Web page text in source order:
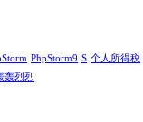
PhpStorm9 S 个人所得税
轰烈烈